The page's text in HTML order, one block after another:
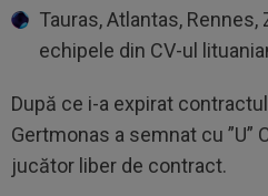
Tauras, Atlantas, Rennes,
echipele din CV-ul
După ce i-a expirat
Gertmonas a semnat cu ”U”
jucător liber de contract.